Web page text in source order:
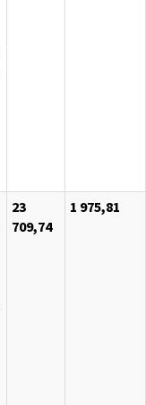
23
709,74
1 975,81